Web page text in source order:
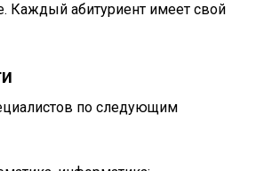
Каждый абитуриент имеет свой
по следующим